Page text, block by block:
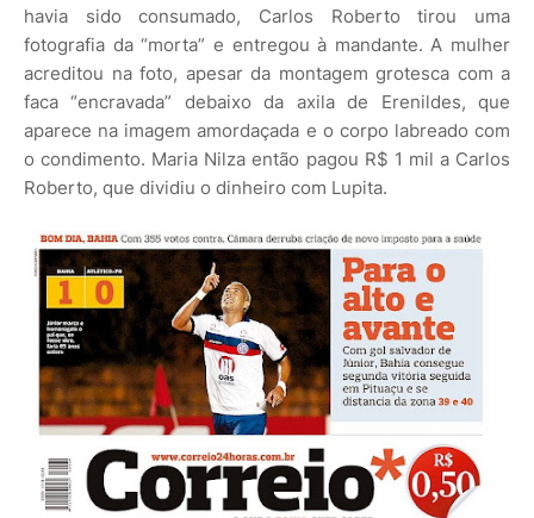
havia sido consumado, Carlos Roberto tirou uma
fotografia da “morta” e entregou à mandante. A mulher
acreditou na foto, apesar da montagem grotesca com a
faca “encravada” debaixo da axila de Erenildes, que
aparece na imagem amordaçada e o corpo labreado com
o condimento. Maria Nilza então pagou R$ 1 mil a Carlos
Roberto, que dividiu o dinheiro com Lupita.